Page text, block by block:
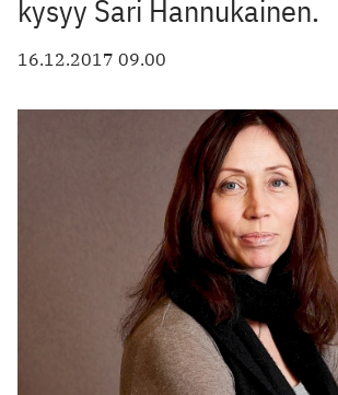
kysyy Sari Hannukainen.
16.12.2017 09.00